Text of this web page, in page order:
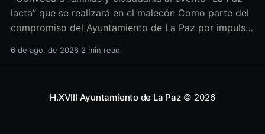
lacta” que se realizará en el malecón Como parte del
compromiso del Ayuntamiento de La Paz por impulsar
salud y los derechos de las mujeres, así como generar
6 de ago. de 2026 2 min read
H.XVIII Ayuntamiento de La Paz© 2026